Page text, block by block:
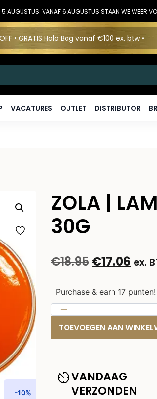
AUGUSTUS. VANAF 6 AUGUSTUS STAAN WE WEER
• GRATIS Holo Bag vanaf €100 ex. btw •
VACATURES OUTLET DISTRIBUTOR
-10%
ZOLA |
30G
€18.95 €17.06 ex.
Purchase & earn 17 punten!
TOEVOEGEN AAN
VANDAAG
VERZONDEN